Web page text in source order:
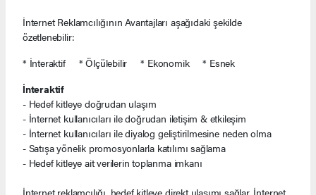
İnternet Reklamcılığının Avantajları aşağıdaki şekilde
özetlenebilir:
* İnteraktif * Ölçülebilir * Ekonomik * Esnek
İnteraktif
- Hedef kitleye doğrudan ulaşım
- İnternet kullanıcıları ile doğrudan iletişim & etkileşim
- İnternet kullanıcıları ile diyalog geliştirilmesine neden olma
- Satışa yönelik promosyonlarla katılımı sağlama
- Hedef kitleye ait verilerin toplanma imkanı
İnternet reklamcılığı, hedef kitleye direkt ulaşımı sağlar. İnternet